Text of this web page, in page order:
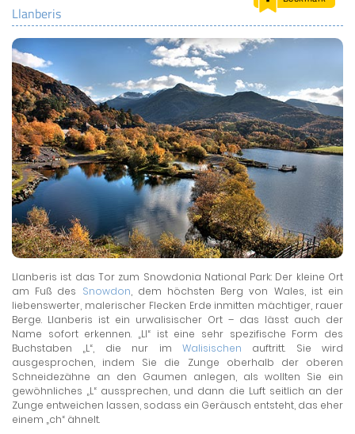
LERNCENTER
ENGLISCH
ENGLAND ZUHAUSE
BRITISH SHOP
Llanberis
Llanberis ist das Tor zum Snowdonia National Park: Der kleine Ort
am Fuß des Snowdon, dem höchsten Berg von Wales, ist ein
liebenswerter, malerischer Flecken Erde inmitten mächtiger, rauer
Berge. Llanberis ist ein urwalisischer Ort – das lässt auch der
Name sofort erkennen. „Ll“ ist eine sehr spezifische Form des
Buchstaben „L“, die nur im Walisischen auftritt. Sie wird
ausgesprochen, indem Sie die Zunge oberhalb der oberen
Schneidezähne an den Gaumen anlegen, als wollten Sie ein
gewöhnliches „L“ aussprechen, und dann die Luft seitlich an der
Zunge entweichen lassen, sodass ein Geräusch entsteht, das eher
einem „ch“ ähnelt.